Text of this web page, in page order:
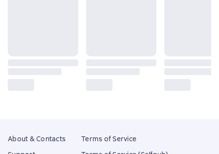
About & Contacts
Terms of Service